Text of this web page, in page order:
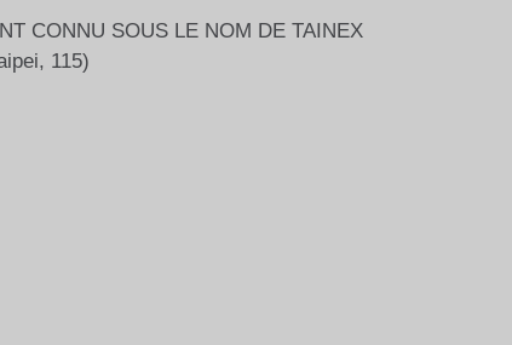
CONNU SOUS LE NOM DE TAINEX
115)